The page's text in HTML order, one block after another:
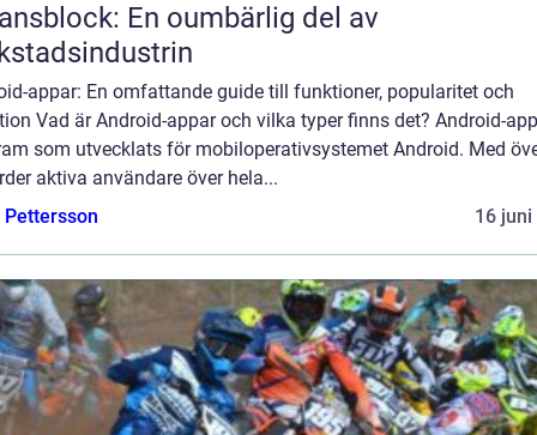
En oumbärlig del av
appar: En omfattande guide till funktioner, popularitet och
Vad är Android-appar och vilka typer finns det? Android-
som utvecklats för mobiloperativsystemet Android. Med
aktiva användare över hela...
16 juni